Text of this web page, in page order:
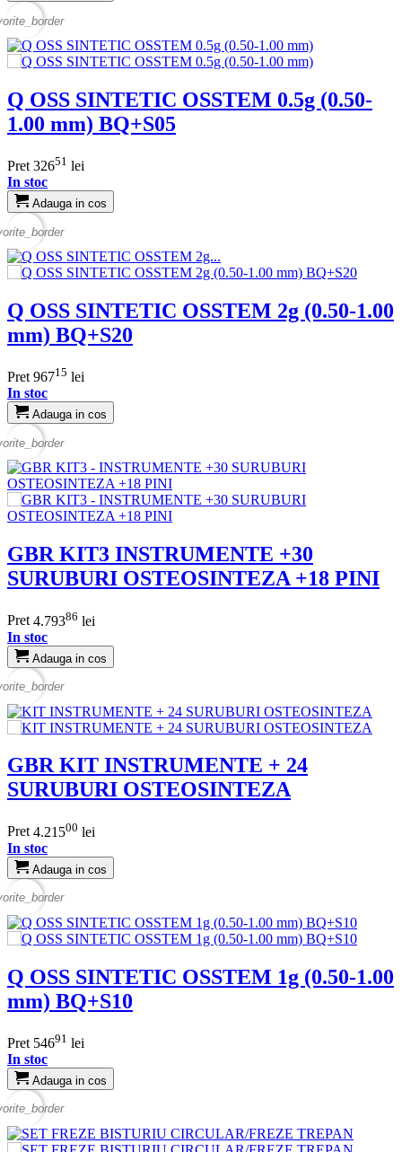
Q OSS SINTETIC OSSTEM 0.5g (0.50-
1.00 mm) BQ+S05
Pret 32651 lei
In stoc
Adauga in cos
Q OSS SINTETIC OSSTEM 2g (0.50-1.00
mm) BQ+S20
Pret 96715 lei
In stoc
Adauga in cos
GBR KIT3 INSTRUMENTE +30
SURUBURI OSTEOSINTEZA +18 PINI
Pret 4.79386 lei
In stoc
Adauga in cos
GBR KIT INSTRUMENTE + 24
SURUBURI OSTEOSINTEZA
Pret 4.21500 lei
In stoc
Adauga in cos
Q OSS SINTETIC OSSTEM 1g (0.50-1.00
mm) BQ+S10
Pret 54691 lei
In stoc
Adauga in cos